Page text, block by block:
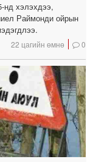
нд хэлэхдээ,
Раймонди ойрын
22 цагийн өмнө 0